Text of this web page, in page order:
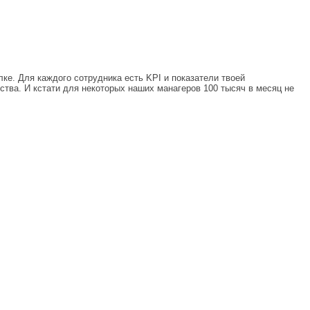
Для каждого сотрудника есть KPI и показатели твоей
И кстати для некоторых наших манагеров 100 тысяч в месяц не